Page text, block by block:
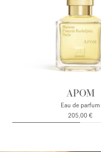
APOM
Eau de parfum
205,00 €